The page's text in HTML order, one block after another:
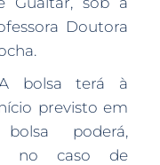
Doutora
bolsa terá à
previsto em
poderá,
no caso de